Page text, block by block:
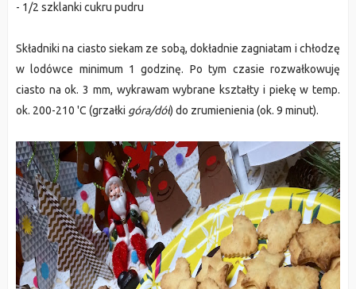
- 1/2 szklanki cukru pudru
Składniki na ciasto siekam ze sobą, dokładnie zagniatam i chłodzę
w lodówce minimum 1 godzinę. Po tym czasie rozwałkowuję
ciasto na ok. 3 mm, wykrawam wybrane kształty i piekę w temp.
ok. 200-210 'C (grzałki góra/dół) do zrumienienia (ok. 9 minut).